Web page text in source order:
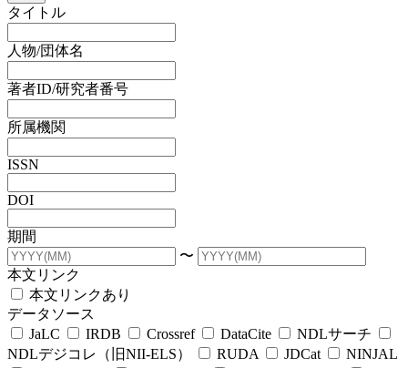
タイトル
人物/団体名
著者ID/研究者番号
所属機関
ISSN
DOI
期間
〜
本文リンク
本文リンクあり
データソース
JaLC
IRDB Crossref DataCite
NDLサーチ
NDLデジコレ（旧NII-ELS）
RUDA JDCat
NINJAL